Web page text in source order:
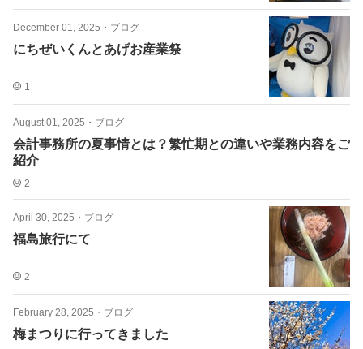
December 01, 2025 ・ ブログ
にちぜいくんとあげお産業祭
1
August 01, 2025 ・ ブログ
会計事務所の夏事情とは？繁忙期との違いや業務内容をご
紹介
2
April 30, 2025 ・ ブログ
福島旅行にて
2
February 28, 2025 ・ ブログ
梅まつりに行ってきました